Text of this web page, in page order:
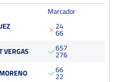
Salvi – Trofeo Julián Alonso
Tierra
Marcador
2
6
4
6
VERGAS 6
2
5
7
7
6
6
2
6
2